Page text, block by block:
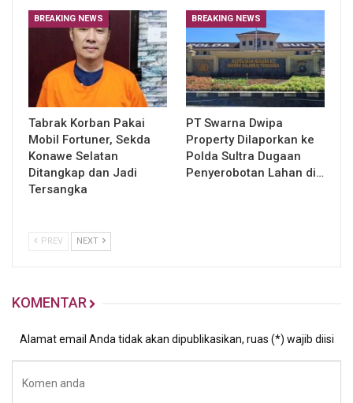
BREAKING NEWS
Tabrak Korban Pakai
Mobil Fortuner, Sekda
Konawe Selatan
Ditangkap dan Jadi
Tersangka
BREAKING NEWS
PT Swarna Dwipa
Property Dilaporkan ke
Polda Sultra Dugaan
Penyerobotan Lahan di…
PREV NEXT
KOMENTAR
Alamat email Anda tidak akan dipublikasikan, ruas (*) wajib diisi